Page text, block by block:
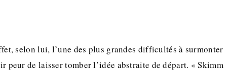
selon lui, l’une des plus grandes difficultés à surmonter
peur de laisser tomber l’idée abstraite de départ. « Skimm